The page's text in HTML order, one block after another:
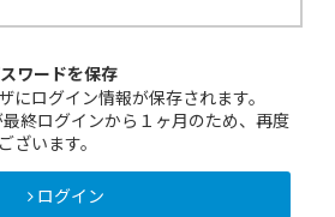
ワードを保存
にログイン情報が保存されます。
終ログインから１ヶ月のため、再度
ざいます。
ログイン